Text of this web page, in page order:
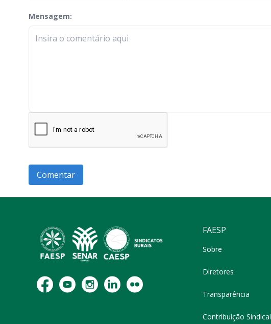
Mensagem:
check-terms
FAESP
Sobre
Diretores
Transparência
Contribuição Sindical